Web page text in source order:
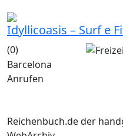
Idyllicoasis – Surf e
(0)
Barcelona
Anrufen
Reichenbuch.de der